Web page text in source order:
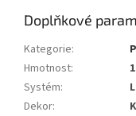
Doplňkové
Kategorie:
Hmotnost:
Systém:
Dekor: